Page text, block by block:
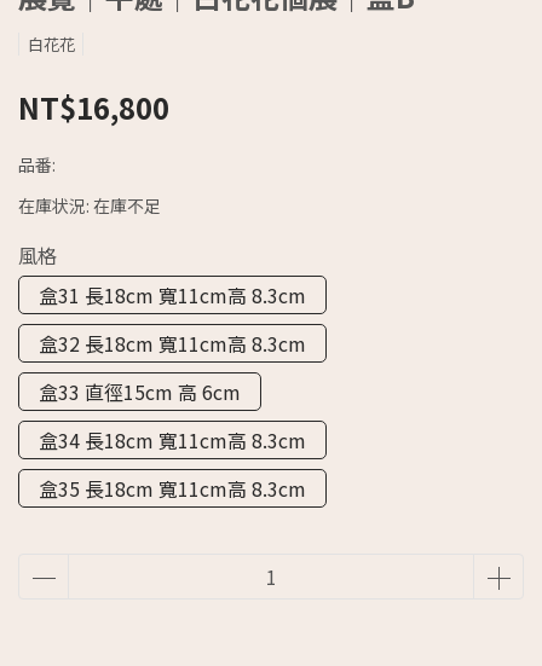
白花花
NT$16,800
品番:
在庫状況: 在庫不足
風格
盒31 長18cm 寬11cm高 8.3cm
盒32 長18cm 寬11cm高 8.3cm
盒33 直徑15cm 高 6cm
盒34 長18cm 寬11cm高 8.3cm
盒35 長18cm 寬11cm高 8.3cm